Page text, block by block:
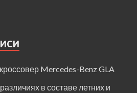
Mercedes-Benz GLA
в составе летних и